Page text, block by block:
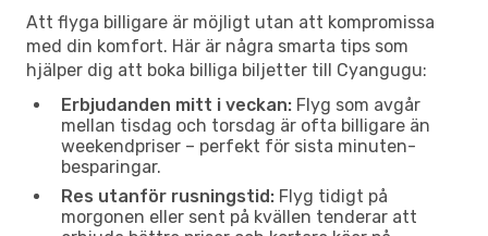
Att flyga billigare är möjligt utan att kompromissa
med din komfort. Här är några smarta tips som
hjälper dig att boka billiga biljetter till Cyangugu:
Erbjudanden mitt i veckan: Flyg som avgår
mellan tisdag och torsdag är ofta billigare än
weekendpriser – perfekt för sista minuten-
besparingar.
Res utanför rusningstid: Flyg tidigt på
morgonen eller sent på kvällen tenderar att